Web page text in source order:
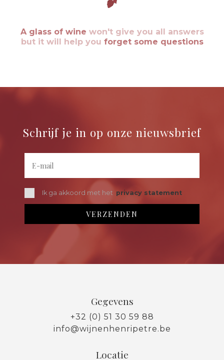
A glass of wine won't give you all answers
but it will help you forget some questions
Schrijf je in op onze nieuwsbrief
Ik ga akkoord met het privacy statement
Gegevens
+32 (0) 51 30 59 88
info@wijnenhenripetre.be
Locatie